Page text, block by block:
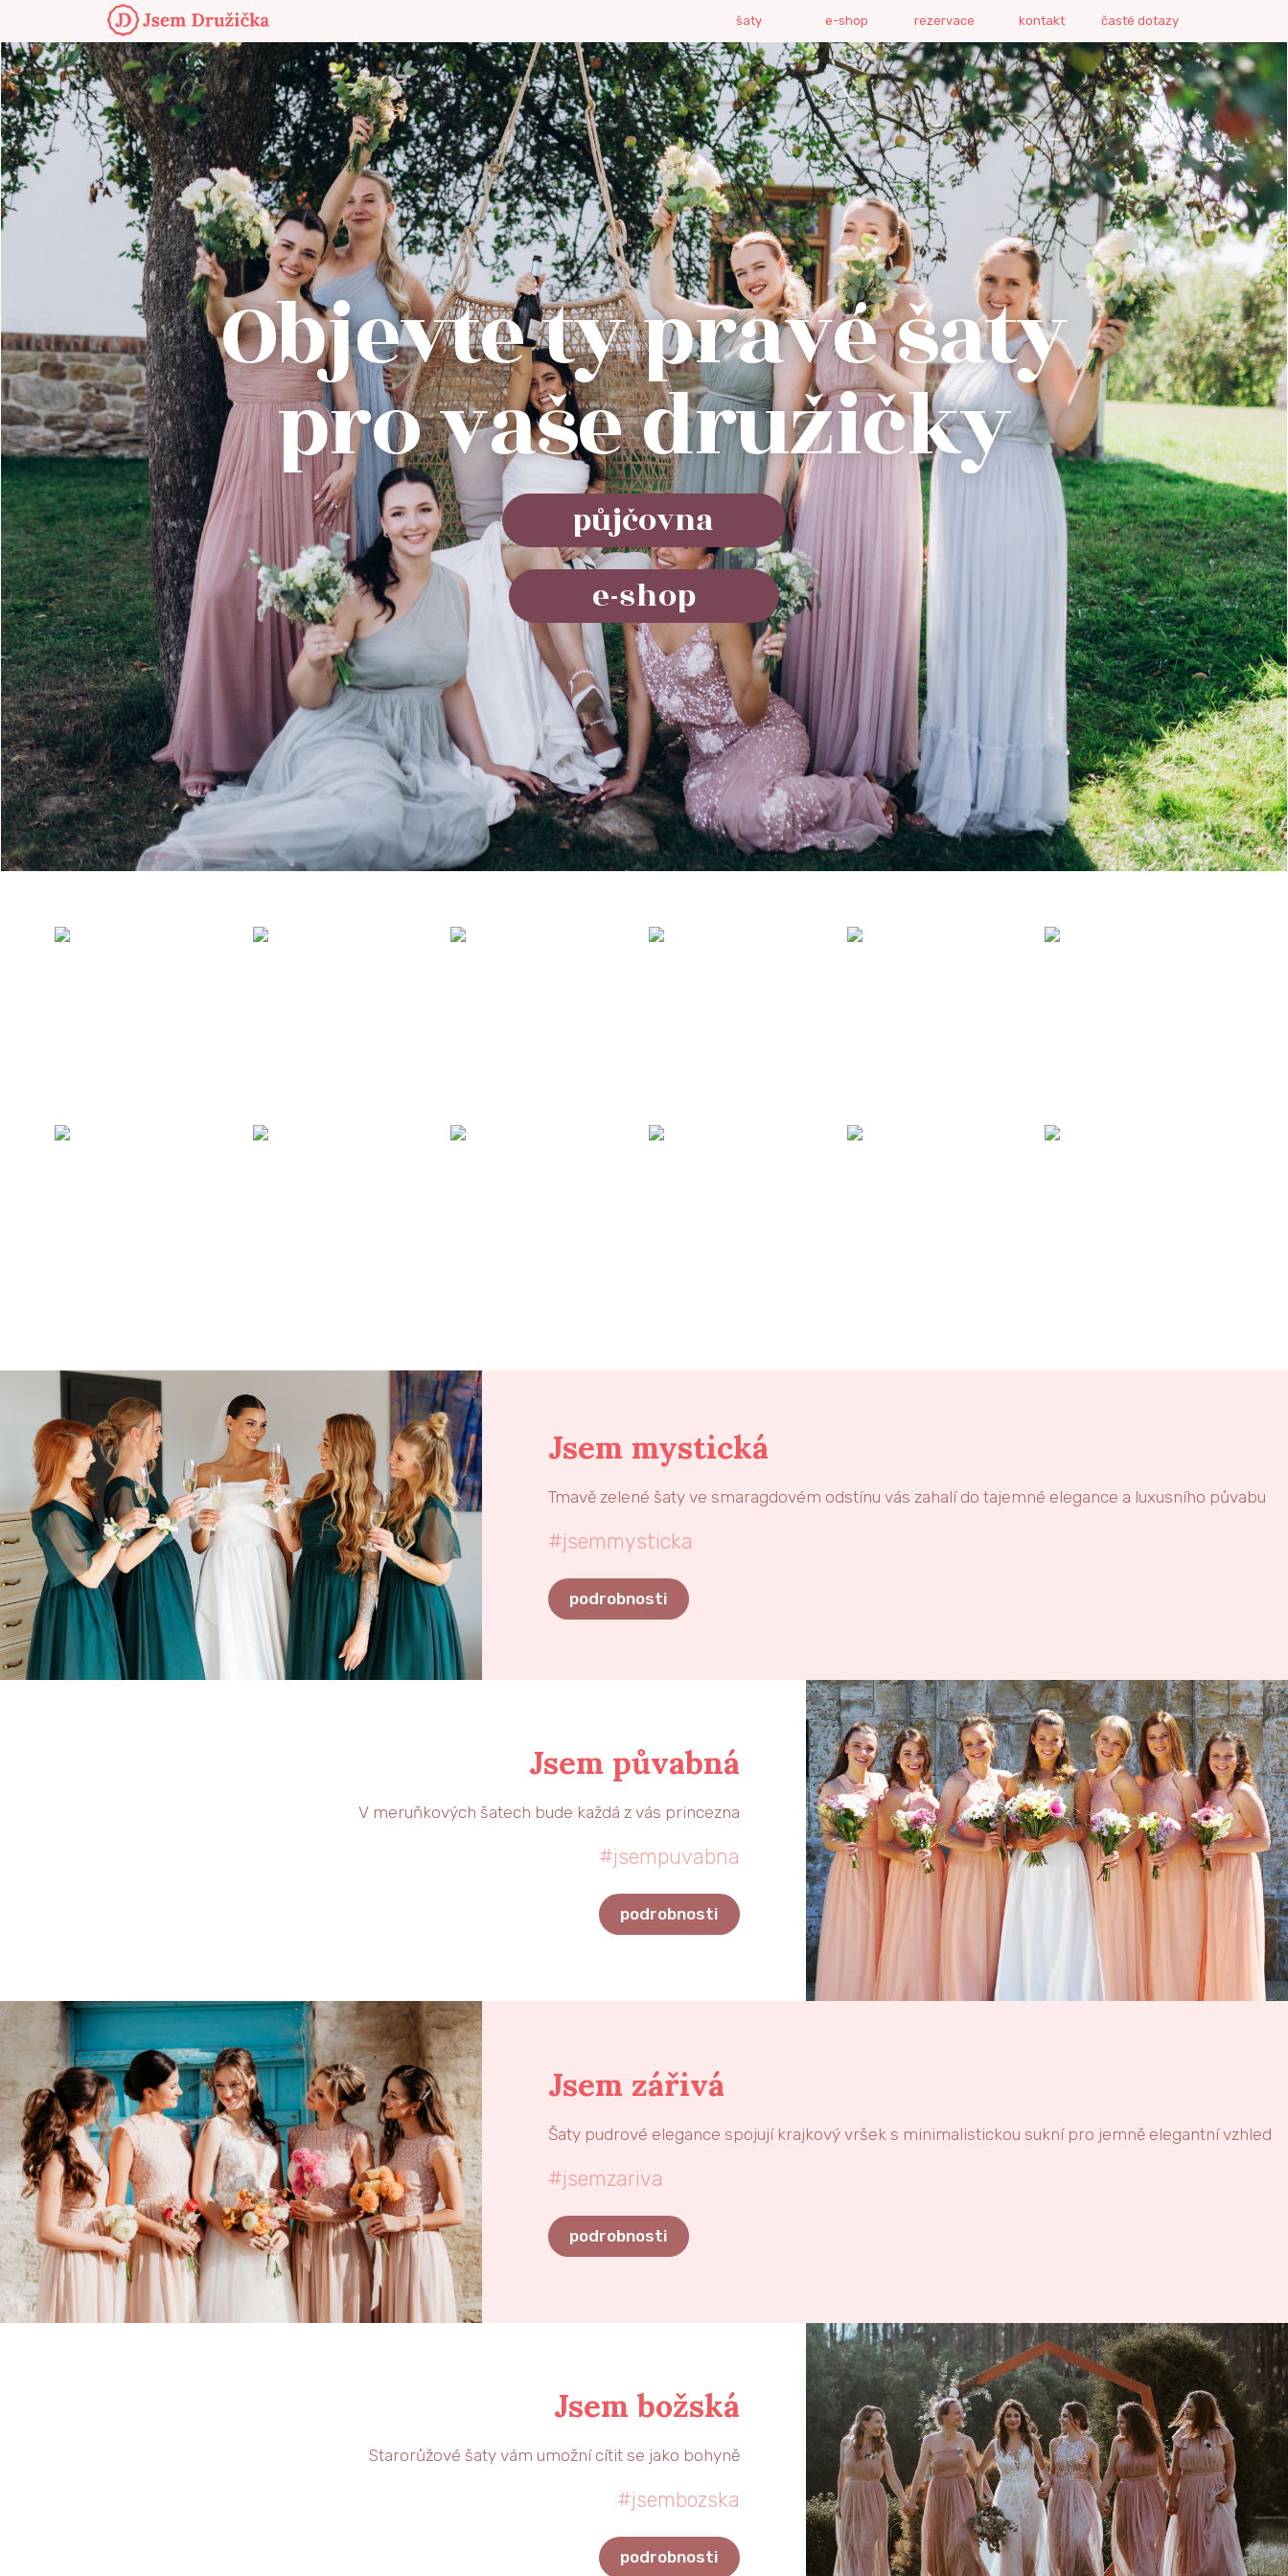
šaty e-shop rezervace kontakt časté dotazy
Objevte ty pravé šaty
pro vaše družičky
půjčovna
e-shop
Jsem mystická
Tmavě zelené šaty ve smaragdovém odstínu vás zahalí do tajemné elegance a luxusního půvabu
#jsemmysticka
podrobnosti
Jsem půvabná
V meruňkových šatech bude každá z vás princezna
#jsempuvabna
podrobnosti
Jsem zářivá
Šaty pudrové elegance spojují krajkový vršek s minimalistickou sukní pro jemně elegantní vzhled
#jsemzariva
podrobnosti
Jsem božská
Starorůžové šaty vám umožní cítit se jako bohyně
#jsembozska
podrobnosti